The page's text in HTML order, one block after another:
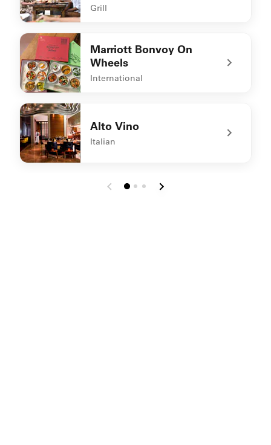
Grill
undefined WBG - Whitefield Bar and Grill
Marriott Bonvoy On
Wheels
International
undefined Marriott Bonvoy On Wheels
Alto Vino
Italian